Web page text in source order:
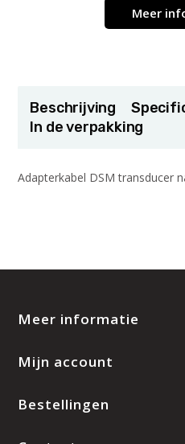
Meer
Beschrijving
In de verpakking
Adapterkabel DSM transducer
Meer informatie
Mijn account
Bestellingen